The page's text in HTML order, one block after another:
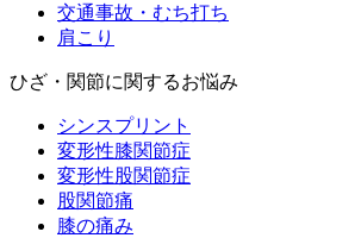
交通事故・むち打ち
肩こり
ひざ・関節に関するお悩み
シンスプリント
変形性膝関節症
変形性股関節症
股関節痛
膝の痛み